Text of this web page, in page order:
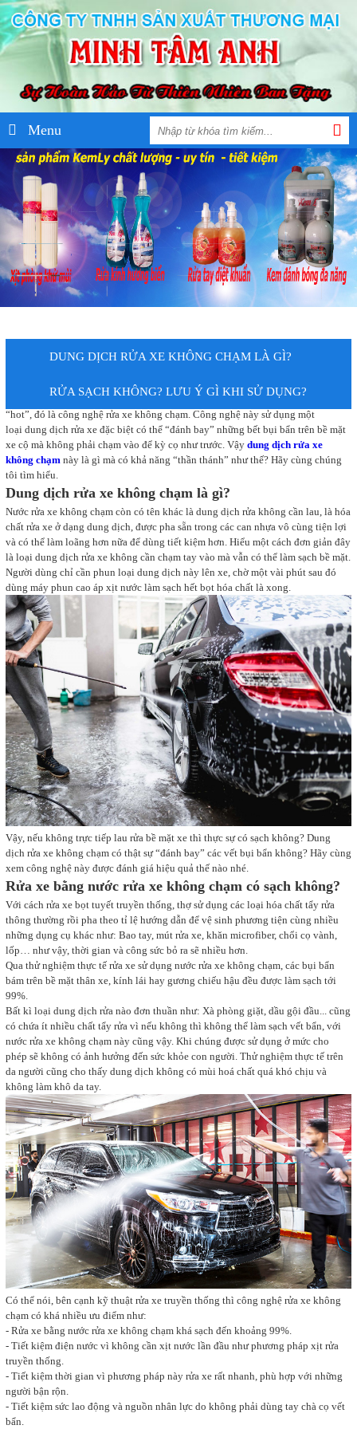
Menu
DUNG DỊCH RỬA XE KHÔNG CHẠM LÀ GÌ?
RỬA SẠCH KHÔNG? LƯU Ý GÌ KHI SỬ DỤNG?
Thời gian gần đây, tại nhiều thành phố lớn xuất hiện một dịch vụ rửa xe mới rất
“hot”, đó là công nghệ rửa xe không chạm. Công nghệ này sử dụng một
loại dung dịch rửa xe đặc biệt có thể “đánh bay” những bết bụi bẩn trên bề mặt
xe cộ mà không phải chạm vào để kỳ cọ như trước. Vậy dung dịch rửa xe
không chạm này là gì mà có khả năng “thần thánh” như thế? Hãy cùng chúng
tôi tìm hiểu.
Dung dịch rửa xe không chạm là gì?
Nước rửa xe không chạm còn có tên khác là dung dịch rửa không cần lau, là hóa
chất rửa xe ở dạng dung dịch, được pha sẵn trong các can nhựa vô cùng tiện lợi
và có thể làm loãng hơn nữa để dùng tiết kiệm hơn. Hiểu một cách đơn giản đây
là loại dung dịch rửa xe không cần chạm tay vào mà vẫn có thể làm sạch bề mặt.
Người dùng chỉ cần phun loại dung dịch này lên xe, chờ một vài phút sau đó
dùng máy phun cao áp xịt nước làm sạch hết bọt hóa chất là xong.
Vậy, nếu không trực tiếp lau rửa bề mặt xe thì thực sự có sạch không? Dung
dịch rửa xe không chạm có thật sự “đánh bay” các vết bụi bẩn không? Hãy cùng
xem công nghệ này được đánh giá hiệu quả thế nào nhé.
Rửa xe bằng nước rửa xe không chạm có sạch không?
Với cách rửa xe bọt tuyết truyền thống, thợ sử dụng các loại hóa chất tẩy rửa
thông thường rồi pha theo tỉ lệ hướng dẫn để vệ sinh phương tiện cùng nhiều
những dụng cụ khác như: Bao tay, mút rửa xe, khăn microfiber, chổi cọ vành,
lốp… như vậy, thời gian và công sức bỏ ra sẽ nhiều hơn.
Qua thử nghiệm thực tế rửa xe sử dụng nước rửa xe không chạm, các bụi bẩn
bám trên bề mặt thân xe, kính lái hay gương chiếu hậu đều được làm sạch tới
99%.
Bất kì loại dung dịch rửa nào đơn thuần như: Xà phòng giặt, dầu gội đầu... cũng
có chứa ít nhiều chất tẩy rửa vì nếu không thì không thể làm sạch vết bẩn, với
nước rửa xe không chạm này cũng vậy. Khi chúng được sử dụng ở mức cho
phép sẽ không có ảnh hưởng đến sức khỏe con người. Thử nghiệm thực tế trên
da người cũng cho thấy dung dịch không có mùi hoá chất quá khó chịu và
không làm khô da tay.
Có thể nói, bên cạnh kỹ thuật rửa xe truyền thống thì công nghệ rửa xe không
chạm có khá nhiều ưu điểm như:
- Rửa xe bằng nước rửa xe không chạm khá sạch đến khoảng 99%.
- Tiết kiệm điện nước vì không cần xịt nước lần đầu như phương pháp xịt rửa
truyền thống.
- Tiết kiệm thời gian vì phương pháp này rửa xe rất nhanh, phù hợp với những
người bận rộn.
- Tiết kiệm sức lao động và nguồn nhân lực do không phải dùng tay chà cọ vết
bẩn.